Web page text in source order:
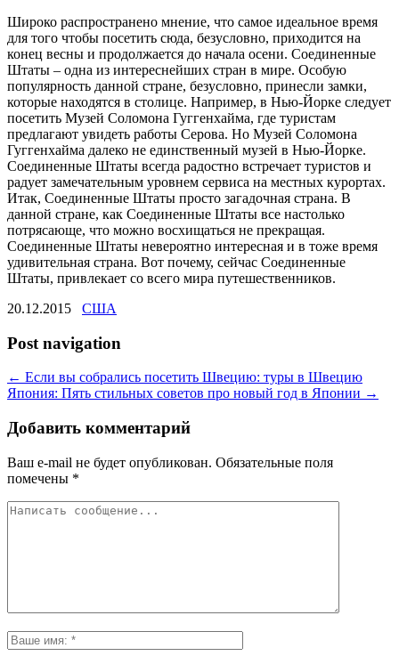
Широко распространено мнение, что самое идеальное время
для того чтобы посетить сюда, безусловно, приходится на
конец весны и продолжается до начала осени. Соединенные
Штаты – одна из интереснейших стран в мире. Особую
популярность данной стране, безусловно, принесли замки,
которые находятся в столице. Например, в Нью-Йорке следует
посетить Музей Соломона Гуггенхайма, где туристам
предлагают увидеть работы Серова. Но Музей Соломона
Гуггенхайма далеко не единственный музей в Нью-Йорке.
Соединенные Штаты всегда радостно встречает туристов и
радует замечательным уровнем сервиса на местных курортах.
Итак, Соединенные Штаты просто загадочная страна. В
данной стране, как Соединенные Штаты все настолько
потрясающе, что можно восхищаться не прекращая.
Соединенные Штаты невероятно интересная и в тоже время
удивительная страна. Вот почему, сейчас Соединенные
Штаты, привлекает со всего мира путешественников.
20.12.2015 США
Post navigation
← Если вы собрались посетить Швецию: туры в Швецию
Япония: Пять стильных советов про новый год в Японии →
Добавить комментарий
Ваш e-mail не будет опубликован. Обязательные поля
помечены *